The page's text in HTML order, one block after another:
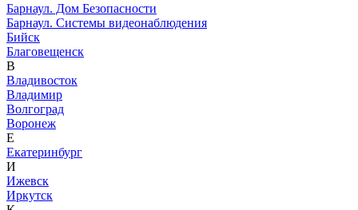
Барнаул. Дом Безопасности
Барнаул. Системы видеонаблюдения
Бийск
Благовещенск
В
Владивосток
Владимир
Волгоград
Воронеж
Е
Екатеринбург
И
Ижевск
Иркутск